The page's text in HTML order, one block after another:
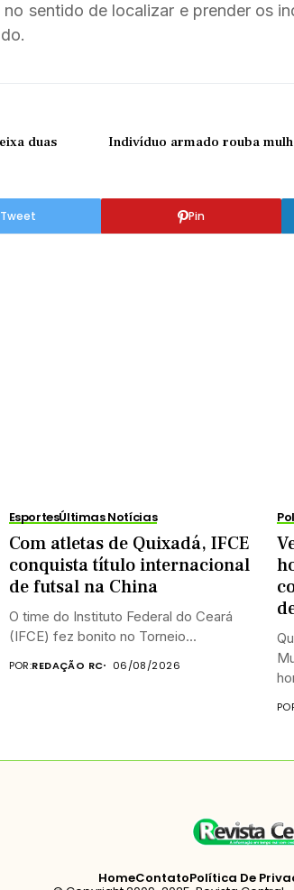
sentido de localizar e prender os
duas
Indivíduo armado rouba
Tweet Pin
EsportesÚltimas Notícias
Com atletas de Quixadá, IFCE
conquista título internacional
de futsal na China
O time do Instituto Federal do Ceará
(IFCE) fez bonito no Torneio...
POR:REDAÇÃO RC 06/08/2026
HomeContatoPolítica De